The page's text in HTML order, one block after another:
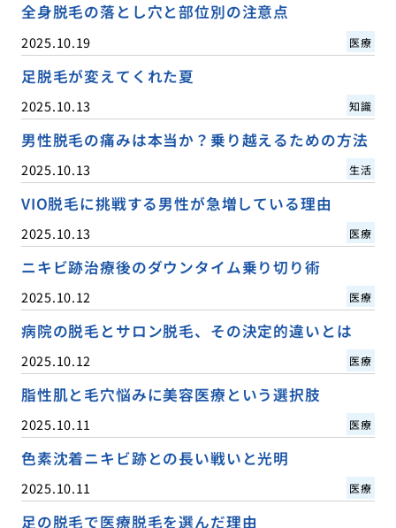
全身脱毛の落とし穴と部位別の注意点
2025.10.19 医療
足脱毛が変えてくれた夏
2025.10.13 知識
男性脱毛の痛みは本当か？乗り越えるための方法
2025.10.13 生活
VIO脱毛に挑戦する男性が急増している理由
2025.10.13 医療
ニキビ跡治療後のダウンタイム乗り切り術
2025.10.12 医療
病院の脱毛とサロン脱毛、その決定的違いとは
2025.10.12 医療
脂性肌と毛穴悩みに美容医療という選択肢
2025.10.11 医療
色素沈着ニキビ跡との長い戦いと光明
2025.10.11 医療
足の脱毛で医療脱毛を選んだ理由